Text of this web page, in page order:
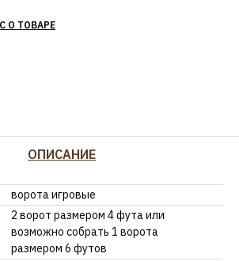
О ТОВАРЕ
ОПИСАНИЕ
ворота игровые
2 ворот размером 4 фута или
возможно собрать 1 ворота
размером 6 футов